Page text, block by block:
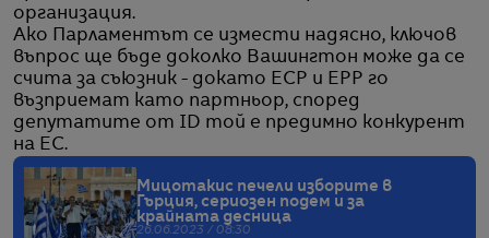
организация.
Ако Парламентът се измести надясно, ключов
въпрос ще бъде доколко Вашингтон може да се
счита за съюзник - докато ECP и EPP го
възприемат като партньор, според
депутатите от ID той е предимно конкурент
на ЕС.
Мицотакис печели изборите в
Гърция, сериозен подем и за
крайната десница
26.06.2023 / 08:30